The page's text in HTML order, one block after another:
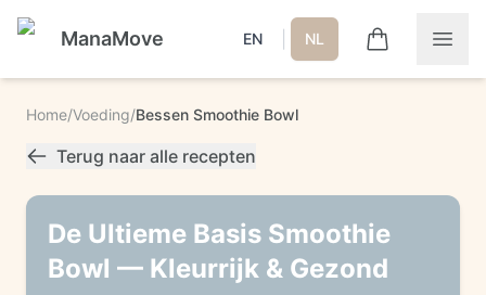
ManaMove EN NL
Home/Voeding/Bessen Smoothie Bowl
Terug naar alle recepten
De Ultieme Basis Smoothie
Bowl — Kleurrijk & Gezond